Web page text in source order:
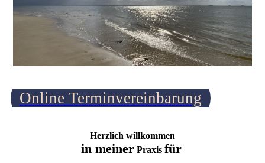
Online Terminvereinbarung
Herzlich willkommen
in meiner Praxis für